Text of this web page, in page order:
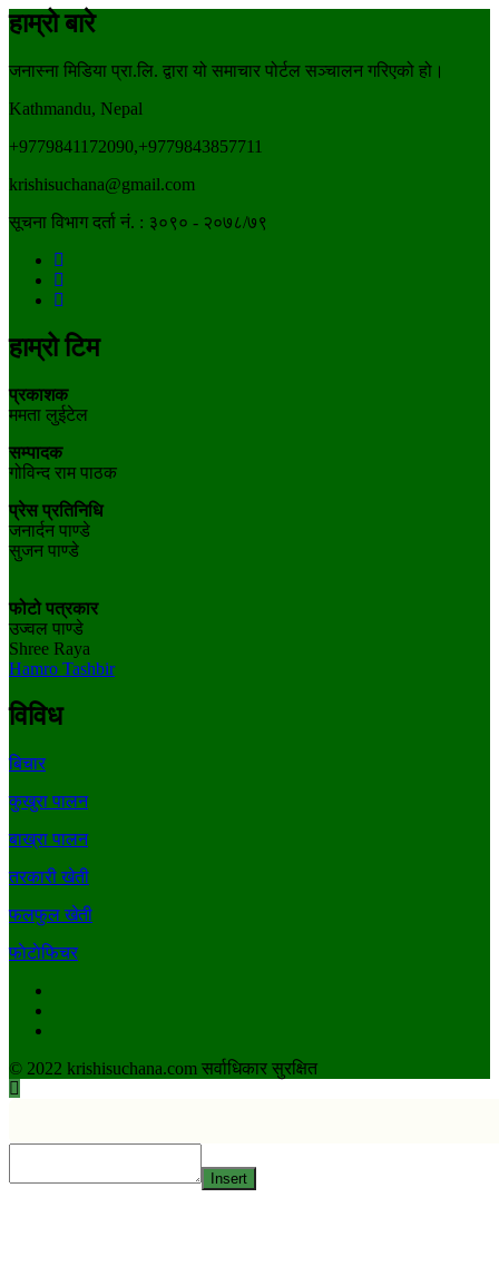
हाम्रो बारे
जनास्ना मिडिया प्रा.लि. द्वारा यो समाचार पोर्टल सञ्चालन गरिएको हो।
Kathmandu, Nepal
+9779841172090,+9779843857711
krishisuchana@gmail.com
सूचना विभाग दर्ता नं. : ३०९० - २०७८/७९
हाम्रो टिम
प्रकाशक
ममता लुईटेल
सम्पादक
गोविन्द राम पाठक
प्रेस प्रतिनिधि
जनार्दन पाण्डे
सुजन पाण्डे
फोटो पत्रकार
उज्वल पाण्डे
Shree Raya
Hamro Tashbir
विविध
बिचार
कुखुरा पालन
बाख्रा पालन
तरकारी खेती
फलफुल खेती
फाेटाेफिचर
© 2022 krishisuchana.com सर्वाधिकार सुरक्षित
Insert